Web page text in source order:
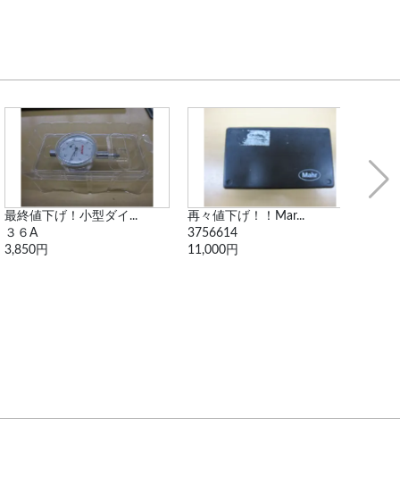
最終値下げ！小型ダイ...
３６A
3,850円
再々値下げ！！Mar...
3756614
11,000円